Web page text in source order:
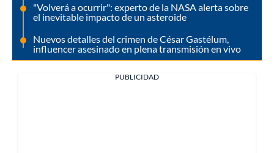
"Volverá a ocurrir": experto de la NASA alerta sobre
el inevitable impacto de un asteroide
Nuevos detalles del crimen de César Gastélum,
influencer asesinado en plena transmisión en vivo
PUBLICIDAD